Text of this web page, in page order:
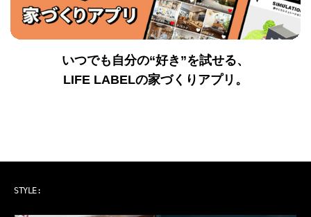
いつでも自分の“好き”を試せる、
LIFE LABELの家づくりアプリ。
STYLE: